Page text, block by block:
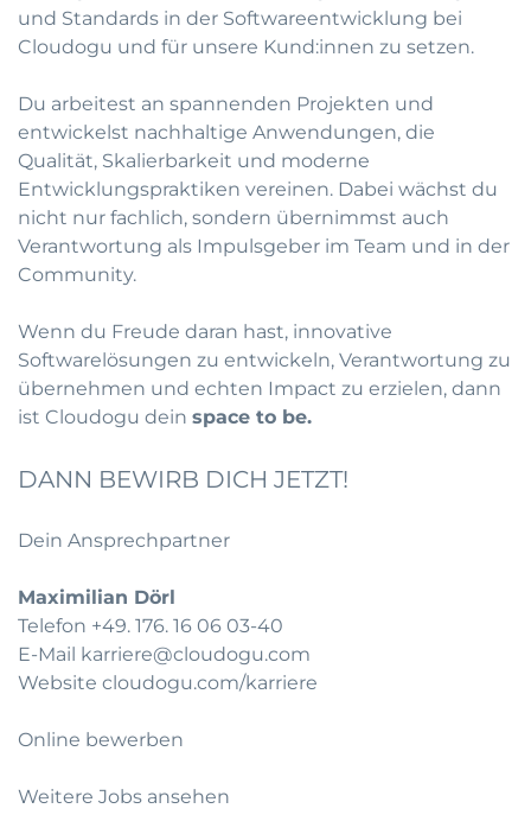
und Standards in der Softwareentwicklung bei
Cloudogu und für unsere Kund:innen zu setzen.
Du arbeitest an spannenden Projekten und
entwickelst nachhaltige Anwendungen, die
Qualität, Skalierbarkeit und moderne
Entwicklungspraktiken vereinen. Dabei wächst du
nicht nur fachlich, sondern übernimmst auch
Verantwortung als Impulsgeber im Team und in der
Community.
Wenn du Freude daran hast, innovative
Softwarelösungen zu entwickeln, Verantwortung zu
übernehmen und echten Impact zu erzielen, dann
ist Cloudogu dein space to be.
DANN BEWIRB DICH JETZT!
Dein Ansprechpartner
Maximilian Dörl
Telefon +49. 176. 16 06 03-40
E-Mail karriere@cloudogu.com
Website cloudogu.com/karriere
Online bewerben
Weitere Jobs ansehen